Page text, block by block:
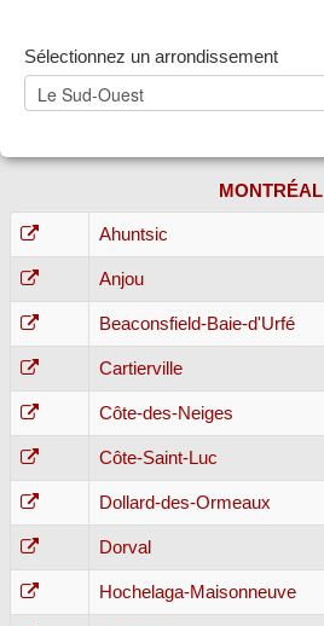
Sélectionnez un arrondissement
MONTRÉAL
Ahuntsic
Anjou
Beaconsfield-Baie-d'Urfé
Cartierville
Côte-des-Neiges
Côte-Saint-Luc
Dollard-des-Ormeaux
Dorval
Hochelaga-Maisonneuve